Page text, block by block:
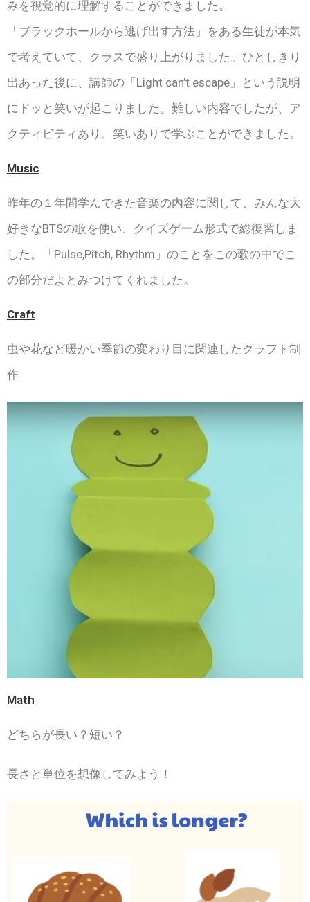
みを視覚的に理解することができました。
「ブラックホールから逃げ出す方法」をある生徒が本気
で考えていて、クラスで盛り上がりました。ひとしきり
出あった後に、講師の「Light can’t escape」という説明
にドッと笑いが起こりました。難しい内容でしたが、ア
クティビティあり、笑いありで学ぶことができました。
Music
昨年の１年間学んできた音楽の内容に関して、みんな大
好きなBTSの歌を使い、クイズゲーム形式で総復習しま
した。「Pulse,Pitch, Rhythm」のことをこの歌の中でこ
の部分だよとみつけてくれました。
Craft
虫や花など暖かい季節の変わり目に関連したクラフト制
作
Math
どちらが長い？短い？
長さと単位を想像してみよう！